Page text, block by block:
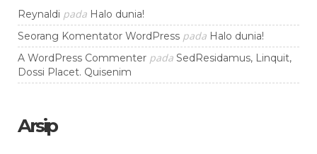
Reynaldi pada Halo dunia!
Seorang Komentator WordPress pada Halo dunia!
A WordPress Commenter pada SedResidamus, Linquit,
Dossi Placet. Quisenim
Arsip